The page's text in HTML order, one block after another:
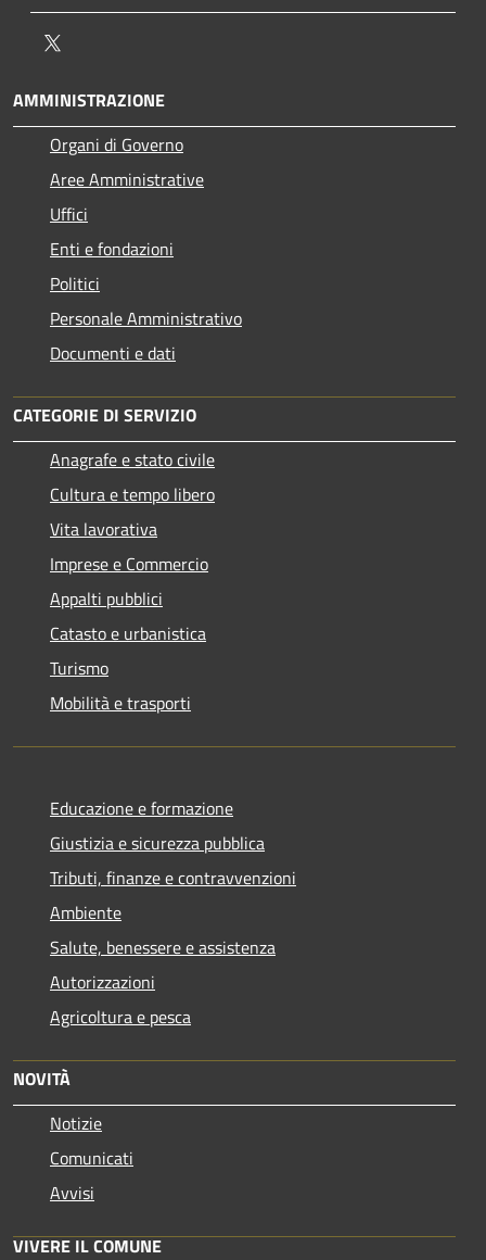
AMMINISTRAZIONE
Organi di Governo
Aree Amministrative
Uffici
Enti e fondazioni
Politici
Personale Amministrativo
Documenti e dati
CATEGORIE DI SERVIZIO
Anagrafe e stato civile
Cultura e tempo libero
Vita lavorativa
Imprese e Commercio
Appalti pubblici
Catasto e urbanistica
Turismo
Mobilità e trasporti
Educazione e formazione
Giustizia e sicurezza pubblica
Tributi, finanze e contravvenzioni
Ambiente
Salute, benessere e assistenza
Autorizzazioni
Agricoltura e pesca
NOVITÀ
Notizie
Comunicati
Avvisi
VIVERE IL COMUNE